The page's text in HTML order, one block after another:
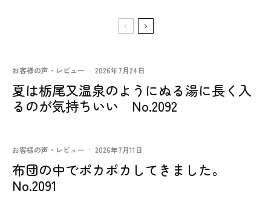
お客様の声・レビュー · 2026年7月24日
夏は栃尾又温泉のようにぬる湯に長く入
るのが気持ちいい No.2092
お客様の声・レビュー · 2026年7月11日
布団の中でポカポカしてきました。
No.2091